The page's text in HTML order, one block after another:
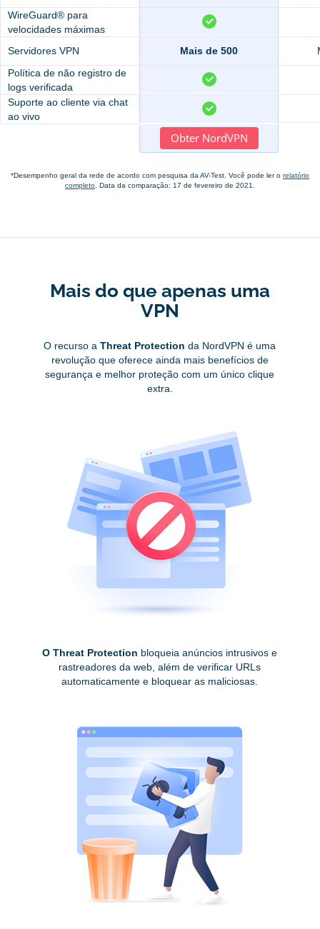
WireGuard® para
velocidades máximas
Servidores VPN
Mais de 500
Política de não registro de
logs verificada
Suporte ao cliente via chat
ao vivo
Obter NordVPN
*Desempenho geral da rede de acordo com pesquisa da AV-Test. Você pode ler o relatório
completo . Data da comparação: 17 de fevereiro de 2021.
Mais do que apenas uma
VPN
O recurso aThreat Protection da NordVPN é uma
revolução que oferece ainda mais benefícios de
segurança e melhor proteção com um único clique
extra.
O Threat Protection bloqueia anúncios intrusivos e
rastreadores da web, além de verificar URLs
automaticamente e bloquear as maliciosas.